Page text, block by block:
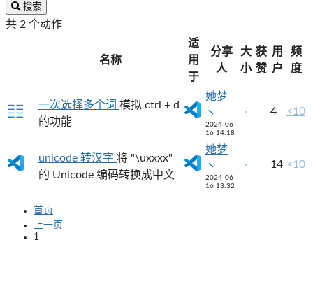
搜索
共 2 个动作
名称
适
用
于
分享
人
大
小
获
赞
用
户
频
度
一次选择多个词 模拟 ctrl + d
的功能
她梦
丶
2024-06-
16 14:18
4 <10
unicode 转汉字 将 "\uxxxx"
的 Unicode 编码转换成中文
她梦
丶
2024-06-
16 13:32
14 <10
首页
上一页
1